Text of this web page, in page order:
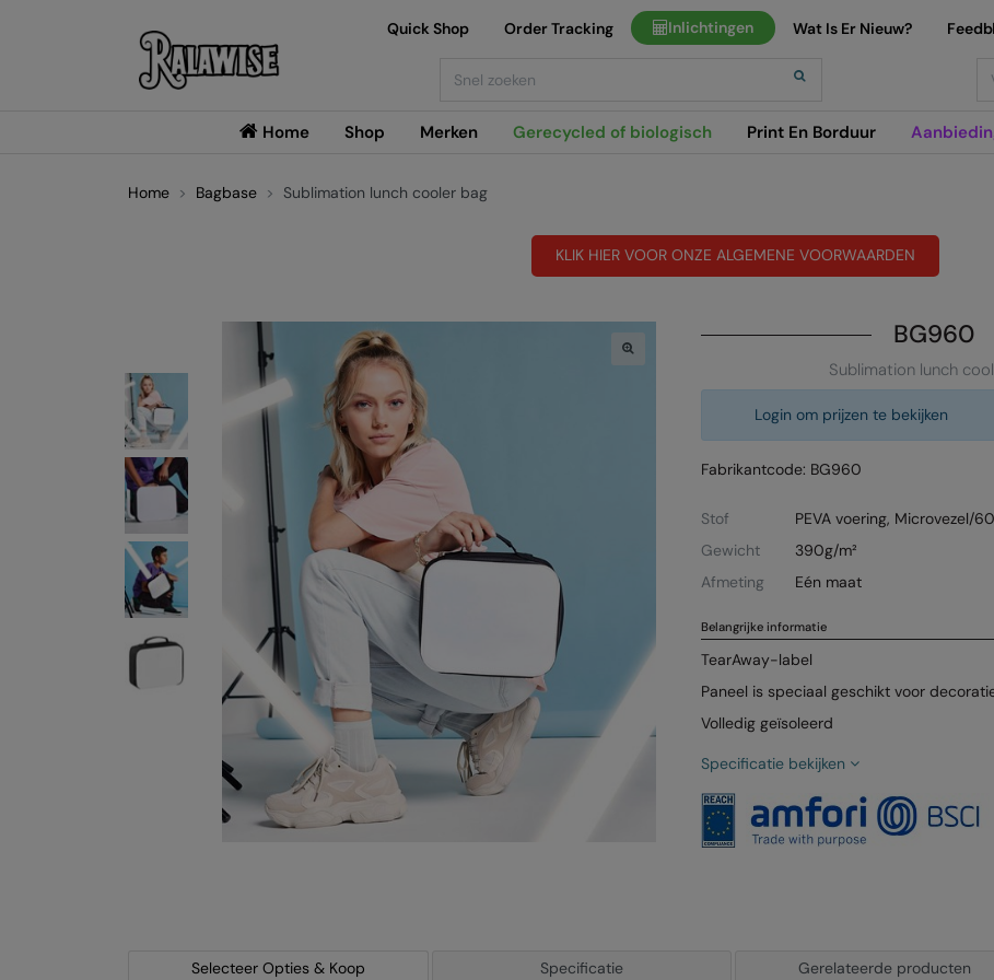
Home Shop Merken Gerecycled of biologisch Print En Borduur
Quick Shop Order Tracking Inlichtingen Wat Is Er Nieuw?
Home Bagbase Sublimation lunch cooler bag
KLIK HIER VOOR ONZE ALGEMENE VOORWAARDEN
BG960
Sublimation lunch
Login om prijzen te bekijken
Fabrikantcode: BG960
Stof
PEVA voering, Microvezel/
Gewicht
390g/m²
Afmeting
Eén maat
Belangrijke informatie
TearAway-label
Paneel is speciaal geschikt voor
Volledig geïsoleerd
Specificatie bekijken
Selecteer Opties & Koop Specificatie Gerelateerde producten